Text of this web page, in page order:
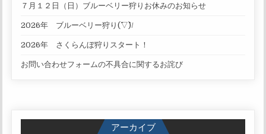
７月１２日（日）ブルーベリー狩りお休みのお知らせ
2026年 ブルーベリー狩り(^▽^)/
2026年 さくらんぼ狩りスタート！
お問い合わせフォームの不具合に関するお詫び
アーカイブ